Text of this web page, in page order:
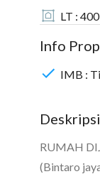
LT : 400
Info
IMB :
Deskripsi
RUMAH
(Bintaro